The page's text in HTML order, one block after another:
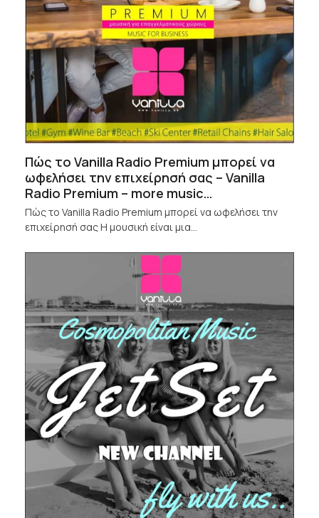
Πώς το Vanilla Radio Premium μπορεί να
ωφελήσει την επιχείρησή σας – Vanilla
Radio Premium – more music…
Πώς το Vanilla Radio Premium μπορεί να ωφελήσει την
επιχείρησή σας Η μουσική είναι μια…